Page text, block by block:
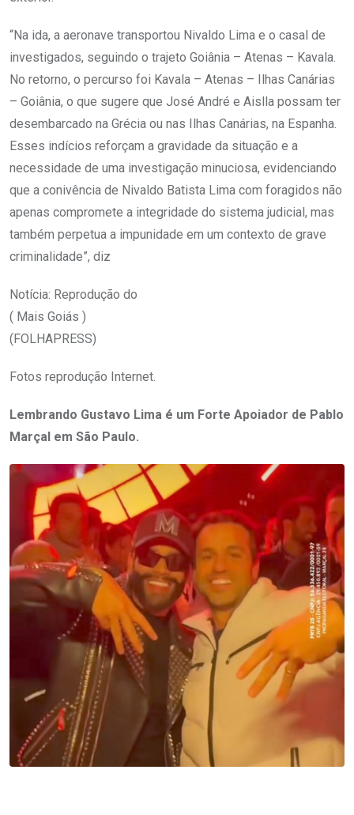
“Na ida, a aeronave transportou Nivaldo Lima e o casal de
investigados, seguindo o trajeto Goiânia – Atenas – Kavala.
No retorno, o percurso foi Kavala – Atenas – Ilhas Canárias
– Goiânia, o que sugere que José André e Aislla possam ter
desembarcado na Grécia ou nas Ilhas Canárias, na Espanha.
Esses indícios reforçam a gravidade da situação e a
necessidade de uma investigação minuciosa, evidenciando
que a conivência de Nivaldo Batista Lima com foragidos não
apenas compromete a integridade do sistema judicial, mas
também perpetua a impunidade em um contexto de grave
criminalidade”, diz
Notícia: Reprodução do
( Mais Goiás )
(FOLHAPRESS)
Fotos reprodução Internet.
Lembrando Gustavo Lima é um Forte Apoiador de Pablo
Marçal em São Paulo.